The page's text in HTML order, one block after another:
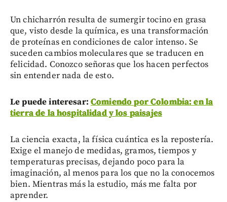
Un chicharrón resulta de sumergir tocino en grasa
que, visto desde la química, es una transformación
de proteínas en condiciones de calor intenso. Se
suceden cambios moleculares que se traducen en
felicidad. Conozco señoras que los hacen perfectos
sin entender nada de esto.
Le puede interesar: Comiendo por Colombia: en la
tierra de la hospitalidad y los paisajes
La ciencia exacta, la física cuántica es la repostería.
Exige el manejo de medidas, gramos, tiempos y
temperaturas precisas, dejando poco para la
imaginación, al menos para los que no la conocemos
bien. Mientras más la estudio, más me falta por
aprender.